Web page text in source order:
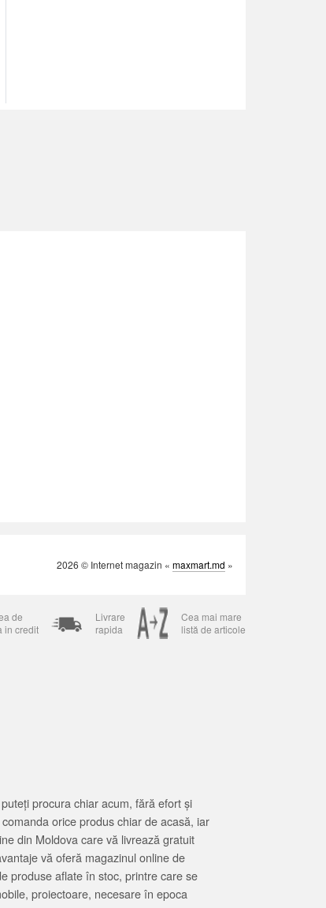
2026 © Internet magazin « maxmart.md »
de
in credit
Livrare
rapida
Cea mai mare
listă de articole
procura chiar acum, fără efort și
orice produs chiar de acasă, iar
din Moldova care vă livrează gratuit
vă oferă magazinul online de
produse aflate în stoc, printre care se
proiectoare, necesare în epoca